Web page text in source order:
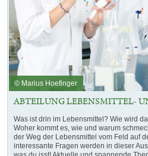
© Marius Hoefinger
ABTEILUNG LEBENSMITTEL-
Was ist drin im Lebensmittel? Wie wird
Woher kommt es, wie und warum
der Weg der Lebensmittel vom Feld auf
interessante Fragen werden in dieser